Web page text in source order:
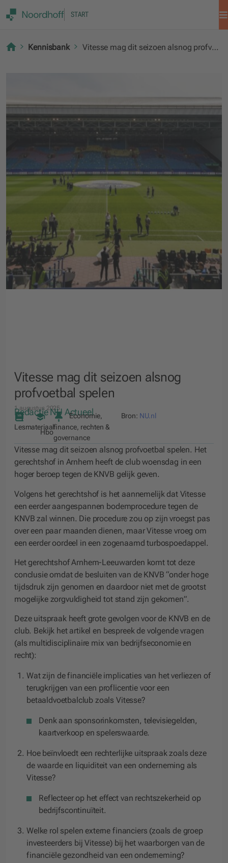
START
Kennisbank Vitesse mag dit seizoen alsnog profvoetbal spelen
Vitesse mag dit seizoen alsnog
profvoetbal spelen
1 augustus 2025
Redactie NU Actueel
Lesmateriaal
Hbo
Economie,
finance, rechten &
governance
Bron: NU.nl
Vitesse mag dit seizoen alsnog profvoetbal spelen. Het
gerechtshof in Arnhem heeft de club woensdag in een
hoger beroep tegen de KNVB gelijk geven.
Volgens het gerechtshof is het aannemelijk dat Vitesse
een eerder aangespannen bodemprocedure tegen de
KNVB zal winnen. Die procedure zou op zijn vroegst pas
over een paar maanden dienen, maar Vitesse vroeg om
een eerder oordeel in een zogenaamd turbospoedappel.
Het gerechtshof Arnhem-Leeuwarden komt tot deze
conclusie omdat de besluiten van de KNVB “onder hoge
tijdsdruk zijn genomen en daardoor niet met de grootst
mogelijke zorgvuldigheid tot stand zijn gekomen”.
Deze uitspraak heeft grote gevolgen voor de KNVB en de
club. Bekijk het artikel en bespreek de volgende vragen
(als multidisciplinaire mix van bedrijfseconomie en
recht):
Wat zijn de financiële implicaties van het verliezen of
terugkrijgen van een proflicentie voor een
betaaldvoetbalclub zoals Vitesse?
Denk aan sponsorinkomsten, televisiegelden,
kaartverkoop en spelerswaarde.
Hoe beïnvloedt een rechterlijke uitspraak zoals deze
de waarde en liquiditeit van een onderneming als
Vitesse?
Reflecteer op het effect van rechtszekerheid op
bedrijfscontinuïteit.
Welke rol spelen externe financiers (zoals de groep
investeerders bij Vitesse) bij het waarborgen van de
financiële gezondheid van een onderneming?